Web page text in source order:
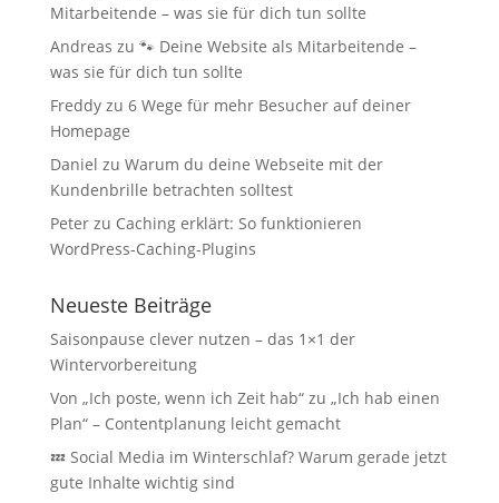
Mitarbeitende – was sie für dich tun sollte
Andreas zu 🐾 Deine Website als Mitarbeitende –
was sie für dich tun sollte
Freddyzu 6 Wege für mehr Besucher auf deiner
Homepage
Daniel zu Warum du deine Webseite mit der
Kundenbrille betrachten solltest
Peterzu Caching erklärt: So funktionieren
WordPress-Caching-Plugins
Neueste Beiträge
Saisonpause clever nutzen – das 1×1 der
Wintervorbereitung
Von „Ich poste, wenn ich Zeit hab“ zu „Ich hab einen
Plan“ – Contentplanung leicht gemacht
💤 Social Media im Winterschlaf? Warum gerade jetzt
gute Inhalte wichtig sind